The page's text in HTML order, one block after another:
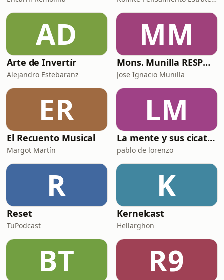
AD
Arte de Invertír
Alejandro Estebaranz
MM
Mons. Munilla RESPONDE
Jose Ignacio Munilla
ER
El Recuento Musical
Margot Martín
LM
La mente y sus cicatrices
pablo de lorenzo
R
Reset
TuPodcast
K
Kernelcast
Hellarghon
BT R9